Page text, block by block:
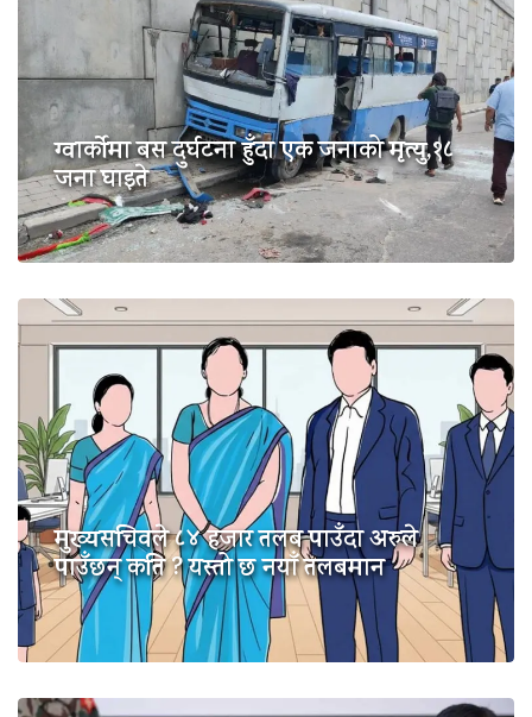
ग्वार्कोमा बस दुर्घटना हुँदा एक जनाको मृत्यु,१८
जना घाइते
मुख्यसचिवले ८४ हजार तलब पाउँदा अरुले
पाउँछन् कति ? यस्तो छ नयाँ तलबमान